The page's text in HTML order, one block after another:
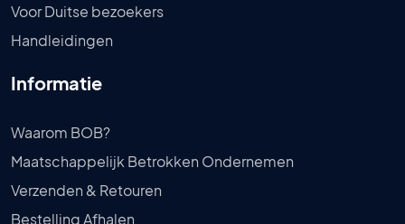
Voor Duitse bezoekers
Handleidingen
Informatie
Waarom BOB?
Maatschappelijk Betrokken Ondernemen
Verzenden & Retouren
Bestelling Afhalen